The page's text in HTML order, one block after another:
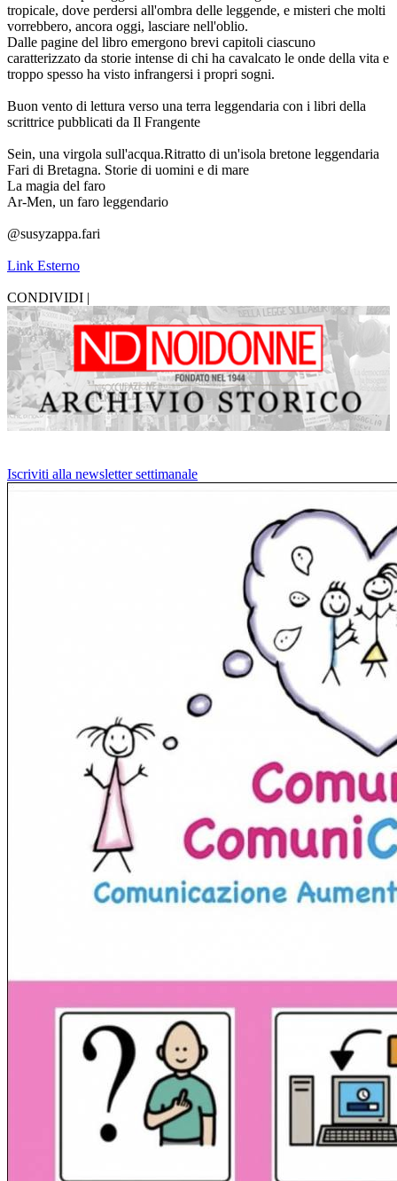
tropicale, dove perdersi all'ombra delle leggende, e misteri che molti
vorrebbero, ancora oggi, lasciare nell'oblio.
Dalle pagine del libro emergono brevi capitoli ciascuno
caratterizzato da storie intense di chi ha cavalcato le onde della vita e
troppo spesso ha visto infrangersi i propri sogni.
Buon vento di lettura verso una terra leggendaria con i libri della
scrittrice pubblicati da Il Frangente
Sein, una virgola sull'acqua.Ritratto di un'isola bretone leggendaria
Fari di Bretagna. Storie di uomini e di mare
La magia del faro
Ar-Men, un faro leggendario
@susyzappa.fari
Link Esterno
CONDIVIDI |
Iscriviti alla newsletter settimanale